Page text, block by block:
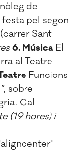
de
pel segon
Sant
6. Música El
al Teatre
Funcions
sobre
Cal
(19 hores) i